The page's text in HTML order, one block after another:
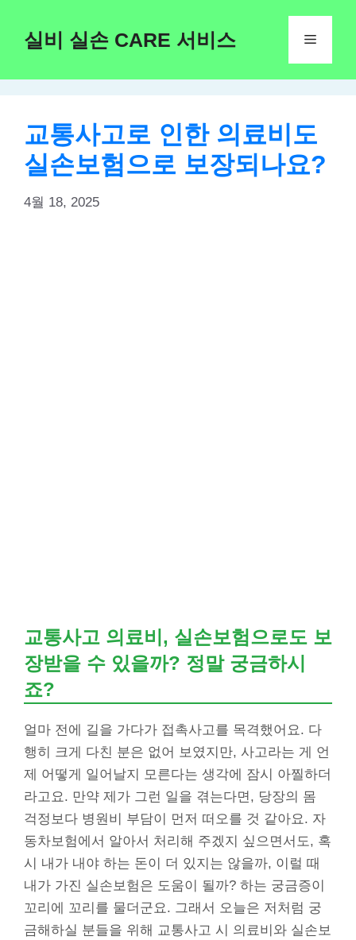
content
실비 실손 CARE 서비스 Menu
교통사고로 인한 의료비도
실손보험으로 보장되나요?
4월 18, 2025
교통사고 의료비, 실손보험으로도 보
장받을 수 있을까? 정말 궁금하시
죠?
얼마 전에 길을 가다가 접촉사고를 목격했어요. 다
행히 크게 다친 분은 없어 보였지만, 사고라는 게 언
제 어떻게 일어날지 모른다는 생각에 잠시 아찔하더
라고요. 만약 제가 그런 일을 겪는다면, 당장의 몸
걱정보다 병원비 부담이 먼저 떠오를 것 같아요. 자
동차보험에서 알아서 처리해 주겠지 싶으면서도, 혹
시 내가 내야 하는 돈이 더 있지는 않을까, 이럴 때
내가 가진 실손보험은 도움이 될까? 하는 궁금증이
꼬리에 꼬리를 물더군요. 그래서 오늘은 저처럼 궁
금해하실 분들을 위해 교통사고 시 의료비와 실손보